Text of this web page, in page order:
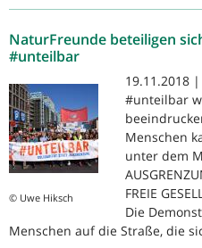
NaturFreunde beteiligen
#unteilbar
© Uwe Hiksch
19.11.2018
#unteilbar
Menschen
unter dem
FREIE
Die
Menschen auf die Straße, die